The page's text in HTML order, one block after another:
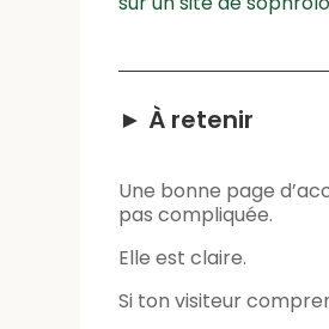
► À retenir
Une bonne page
pas compliquée.
Elle est claire.
Si ton visiteur